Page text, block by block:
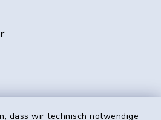
dass wir technisch notwendige